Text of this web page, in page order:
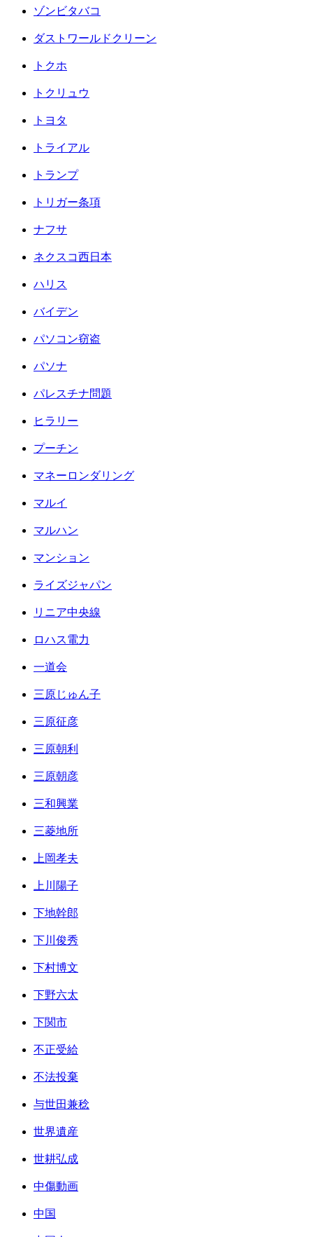
ゾンビタバコ
ダストワールドクリーン
トクホ
トクリュウ
トヨタ
トライアル
トランプ
トリガー条項
ナフサ
ネクスコ西日本
ハリス
バイデン
パソコン窃盗
パソナ
パレスチナ問題
ヒラリー
プーチン
マネーロンダリング
マルイ
マルハン
マンション
ライズジャパン
リニア中央線
ロハス電力
一道会
三原じゅん子
三原征彦
三原朝利
三原朝彦
三和興業
三菱地所
上岡孝夫
上川陽子
下地幹郎
下川俊秀
下村博文
下野六太
下関市
不正受給
不法投棄
与世田兼稔
世界遺産
世耕弘成
中傷動画
中国